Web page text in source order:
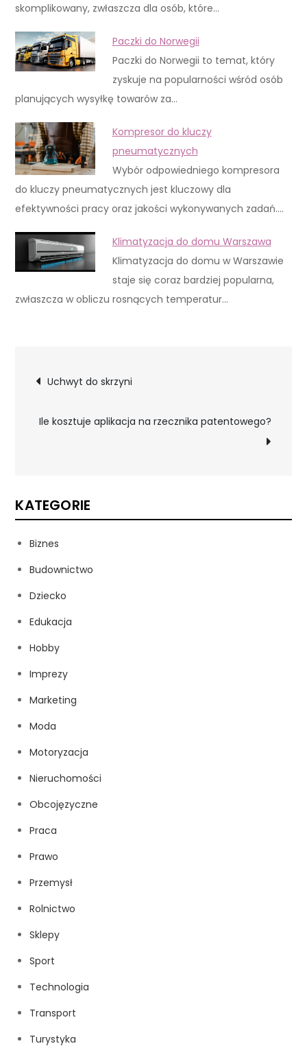
skomplikowany, zwłaszcza dla osób, które…
Paczki do Norwegii
Paczki do Norwegii to temat, który
zyskuje na popularności wśród osób
planujących wysyłkę towarów za…
Kompresor do kluczy
pneumatycznych
Wybór odpowiedniego kompresora
do kluczy pneumatycznych jest kluczowy dla
efektywności pracy oraz jakości wykonywanych zadań.…
Klimatyzacja do domu Warszawa
Klimatyzacja do domu w Warszawie
staje się coraz bardziej popularna,
zwłaszcza w obliczu rosnących temperatur…
Nawigacja
wpisu
Uchwyt do skrzyni
Ile kosztuje aplikacja na rzecznika patentowego?
KATEGORIE
Biznes
Budownictwo
Dziecko
Edukacja
Hobby
Imprezy
Marketing
Moda
Motoryzacja
Nieruchomości
Obcojęzyczne
Praca
Prawo
Przemysł
Rolnictwo
Sklepy
Sport
Technologia
Transport
Turystyka